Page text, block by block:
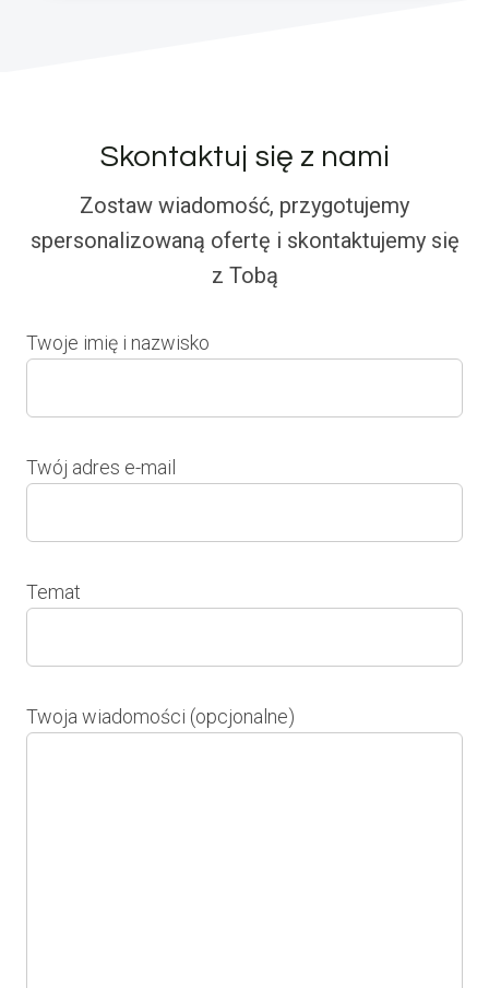
Skontaktuj się z nami
Zostaw wiadomość, przygotujemy
spersonalizowaną ofertę i skontaktujemy się
z Tobą
Twoje imię i nazwisko
Twój adres e-mail
Temat
Twoja wiadomości (opcjonalne)